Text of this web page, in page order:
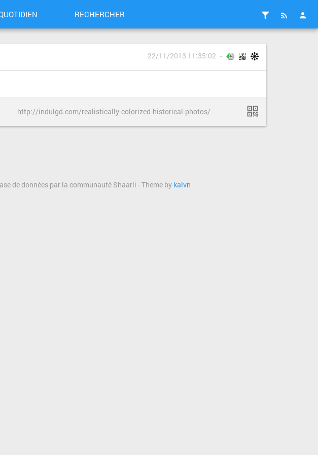
RECHERCHER
22/11/2013 11:35:02
http://indulgd.com/realistically-colorized-historical-photos/
de données par la communauté Shaarli - Theme by kalvn